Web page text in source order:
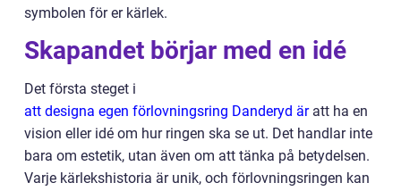
symbolen för er kärlek.
Skapandet börjar med en idé
Det första steget i
att designa egen förlovningsring Danderyd äratt ha en
vision eller idé om hur ringen ska se ut. Det handlar inte
bara om estetik, utan även om att tänka på betydelsen.
Varje kärlekshistoria är unik, och förlovningsringen kan